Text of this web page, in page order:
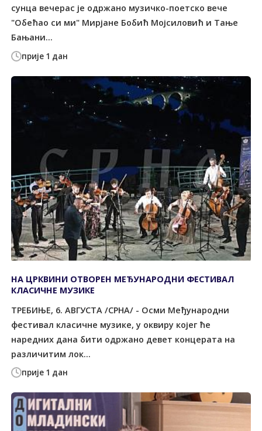
прије 1 дан
сунца вечерас је одржано музичко-поетско вече
"Обећао си ми" Мирјане Бобић Мојсиловић и Тање
Бањани...
прије 1 дан
НА ЦРКВИНИ ОТВОРЕН МЕЂУНАРОДНИ ФЕСТИВАЛ
КЛАСИЧНЕ МУЗИКЕ
ТРЕБИЊЕ, 6. АВГУСТА /СРНА/ - Осми Међународни
фестивал класичне музике, у оквиру којег ће
наредних дана бити одржано девет концерата на
различитим лок...